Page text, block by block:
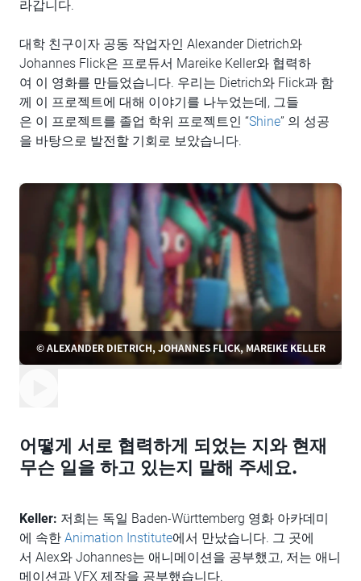
라갑니다.
대학 친구이자 공동 작업자인 Alexander Dietrich와
Johannes Flick은 프로듀서 Mareike Keller와 협력하
여 이 영화를 만들었습니다. 우리는 Dietrich와 Flick과 함
께 이 프로젝트에 대해 이야기를 나누었는데, 그들
은 이 프로젝트를 졸업 학위 프로젝트인 “Shine” 의 성공
을 바탕으로 발전할 기회로 보았습니다.
© ALEXANDER DIETRICH, JOHANNES FLICK, MAREIKE KELLER
어떻게 서로 협력하게 되었는 지와 현재
무슨 일을 하고 있는지 말해 주세요.
Keller: 저희는 독일 Baden-Württemberg 영화 아카데미
에 속한 Animation Institute에서 만났습니다. 그 곳에
서 Alex와 Johannes는 애니메이션을 공부했고, 저는 애니
메이션과 VFX 제작을 공부했습니다.